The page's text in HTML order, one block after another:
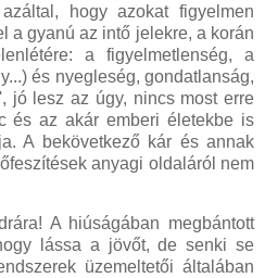
hogy azokat figyelmen
a gyanú az intő jelekre, a korán
a figyelmetlenség, a
és nyegleség, gondatlanság,
jó lesz az úgy, nincs most erre
és az akár emberi életekbe is
A bekövetkező kár és annak
anyagi oldaláról nem
A hiúságában megbántott
lássa a jövőt, de senki se
üzemeltetői általában